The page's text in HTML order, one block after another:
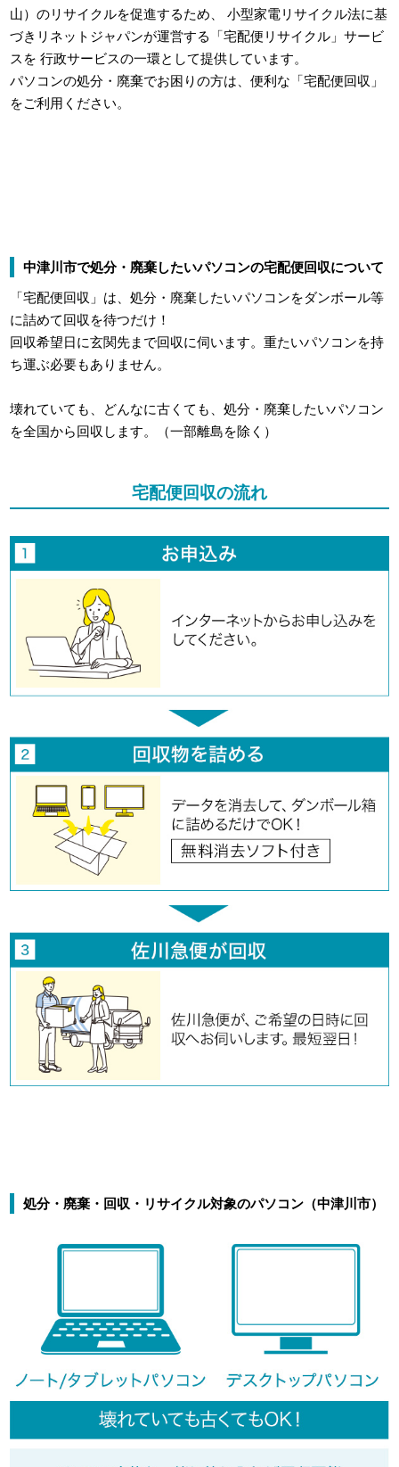
山）のリサイクルを促進するため、
小型家電リサイクル法に基
づきリネットジャパンが運営する「宅配便リサイクル」サービ
スを 行政サービスの一環として提供しています。
パソコンの処分・廃棄でお困りの方は、便利な「宅配便回収」
をご利用ください。
中津川市で処分・廃棄したいパソコンの宅配便回収について
「宅配便回収」は、処分・廃棄したいパソコンをダンボール等
に詰めて回収を待つだけ！
回収希望日に玄関先まで回収に伺います。重たいパソコンを持
ち運ぶ必要もありません。
壊れていても、どんなに古くても、処分・廃棄したいパソコン
を全国から回収します。（一部離島を除く）
宅配便回収の流れ
処分・廃棄・回収・リサイクル対象のパソコン（中津川市）